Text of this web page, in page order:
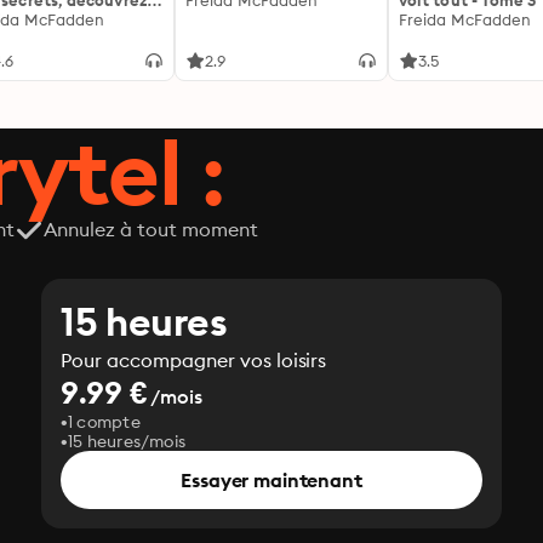
...
McFadden
2.9
Freida McFadden
3.5
:
Annulez à tout moment
15 heures
Pour accompagner vos loisirs
9.99 €/mois
1 compte
15 heures/mois
Essayer maintenant